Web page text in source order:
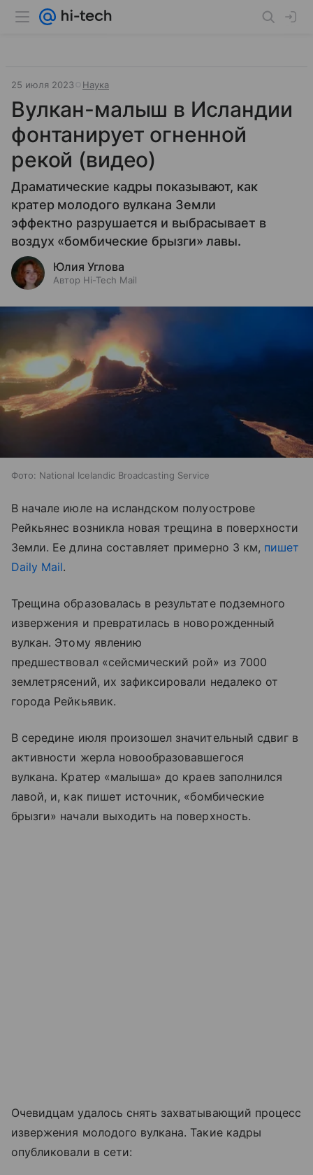
25 июля 2023 Наука
Вулкан-малыш в Исландии
фонтанирует огненной
рекой (видео)
Драматические кадры показывают, как
кратер молодого вулкана Земли
эффектно разрушается и выбрасывает в
воздух «бомбические брызги» лавы.
Юлия Углова
Автор Hi-Tech Mail
Фото: National Icelandic Broadcasting Service
В начале июле на исландском полуострове
Рейкьянес возникла новая трещина в поверхности
Земли. Ее длина составляет примерно 3 км, пишет
Daily Mail.
Трещина образовалась в результате подземного
извержения и превратилась в новорожденный
вулкан. Этому явлению
предшествовал «сейсмический рой» из 7000
землетрясений, их зафиксировали недалеко от
города Рейкьявик.
В середине июля произошел значительный сдвиг в
активности жерла новообразовавшегося
вулкана. Кратер «малыша» до краев заполнился
лавой, и, как пишет источник, «бомбические
брызги» начали выходить на поверхность.
Очевидцам удалось снять захватывающий процесс
извержения молодого вулкана. Такие кадры
опубликовали в сети: